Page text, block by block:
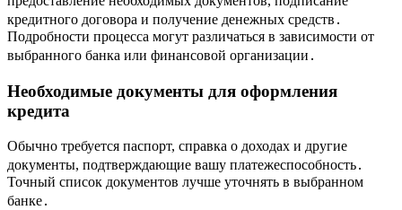
кредитного договора и получение денежных средств․
Подробности процесса могут различаться в зависимости от
выбранного банка или финансовой организации․
Необходимые документы для оформления
кредита
Обычно требуется паспорт, справка о доходах и другие
документы, подтверждающие вашу платежеспособность․
Точный список документов лучше уточнять в выбранном
банке․